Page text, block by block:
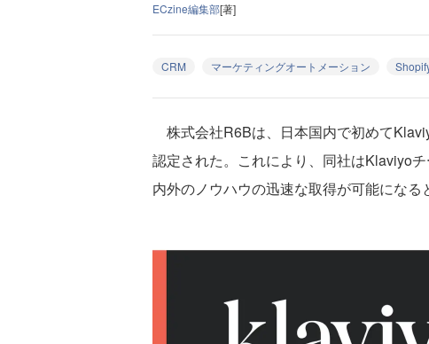
ECzine編集部[著]
CRM マーケティングオートメーション
株式会社R6Bは、日本国内で初めて
認定された。これにより、同社はKlaviyo
内外のノウハウの迅速な取得が可能になる